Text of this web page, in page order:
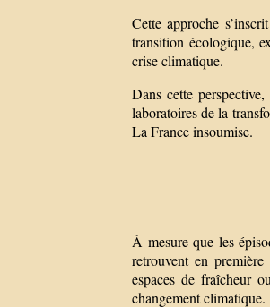
Cette approche
transition écologique,
crise climatique.
Dans cette
laboratoires de la
La France insoumise.
À mesure que les
retrouvent en
espaces de fraîcheur
changement climatique.